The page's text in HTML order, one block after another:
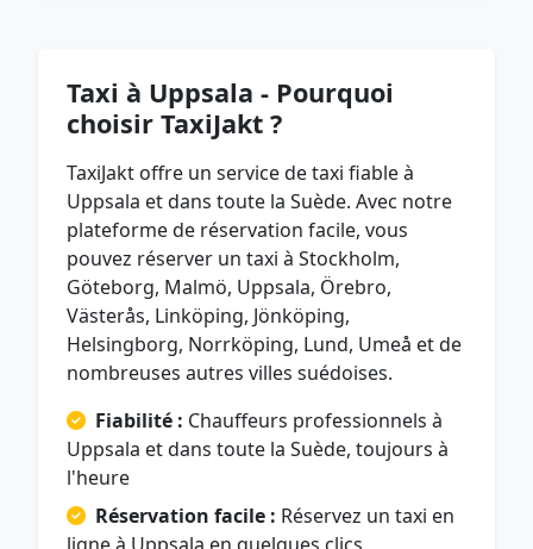
Taxi à Uppsala - Pourquoi
choisir TaxiJakt ?
TaxiJakt offre un service de taxi fiable à
Uppsala et dans toute la Suède. Avec notre
plateforme de réservation facile, vous
pouvez réserver un taxi à Stockholm,
Göteborg, Malmö, Uppsala, Örebro,
Västerås, Linköping, Jönköping,
Helsingborg, Norrköping, Lund, Umeå et de
nombreuses autres villes suédoises.
Fiabilité : Chauffeurs professionnels à
Uppsala et dans toute la Suède, toujours à
l'heure
Réservation facile : Réservez un taxi en